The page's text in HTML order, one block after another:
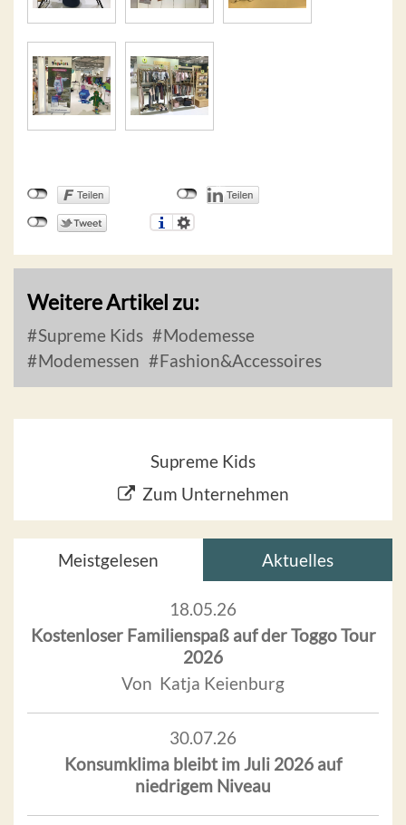
Weitere Artikel zu:
Supreme Kids
Modemesse
Modemessen
Fashion&Accessoires
Supreme Kids
Zum Unternehmen
Meistgelesen Aktuelles
18.05.26
Kostenloser Familienspaß auf der Toggo Tour
2026
Von Katja Keienburg
30.07.26
Konsumklima bleibt im Juli 2026 auf
niedrigem Niveau